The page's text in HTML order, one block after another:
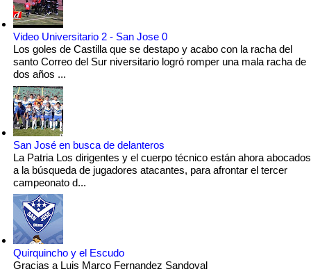
Video Universitario 2 - San Jose 0
Los goles de Castilla que se destapo y acabo con la racha del
santo Correo del Sur niversitario logró romper una mala racha de
dos años ...
San José en busca de delanteros
La Patria Los dirigentes y el cuerpo técnico están ahora abocados
a la búsqueda de jugadores atacantes, para afrontar el tercer
campeonato d...
Quirquincho y el Escudo
Gracias a Luis Marco Fernandez Sandoval